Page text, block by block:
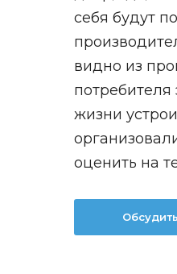
себя будут
видно из
потребителя
жизни
оценить на